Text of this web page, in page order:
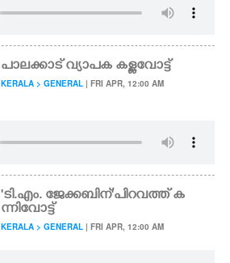
പാലക്കാട് വ്യാപക കള്ളവോട്ട്
KERALA > GENERAL | FRI APR, 12:00 AM
'ടി.എം. ജേക്കബിന്"പിറവത്ത് ക
ന്നിവോട്ട്
KERALA > GENERAL | FRI APR, 12:00 AM